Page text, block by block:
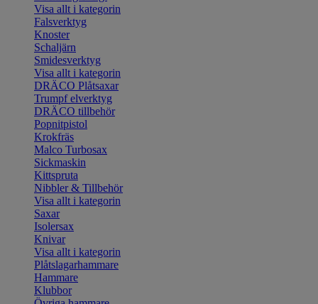
Visa allt i kategorin
Falsverktyg
Knoster
Schaljärn
Smidesverktyg
Visa allt i kategorin
DRÄCO Plåtsaxar
Trumpf elverktyg
DRÄCO tillbehör
Popnitpistol
Krokfräs
Malco Turbosax
Sickmaskin
Kittspruta
Nibbler & Tillbehör
Visa allt i kategorin
Saxar
Isolersax
Knivar
Visa allt i kategorin
Plåtslagarhammare
Hammare
Klubbor